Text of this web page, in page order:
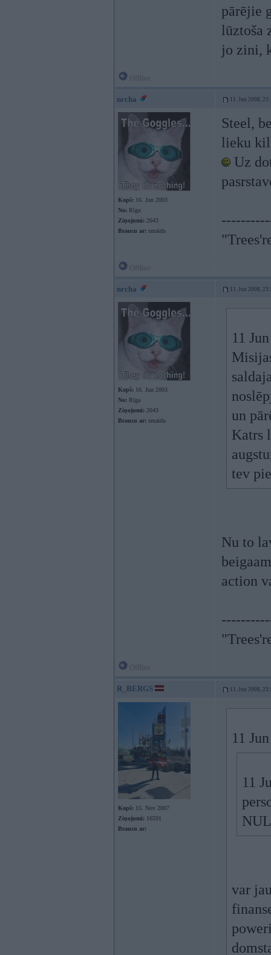
pārējie
lūztoša
jo zini,
nrcha 11. Jun 2008,
Kopš: 16. Jun 2003
No: Rīga
Ziņojumi: 2643
Braucu ar: smaidu
Steel,
lieku
Uz
nrcha 11. Jun 2008,
Kopš: 16. Jun 2003
No: Rīga
Ziņojumi: 2643
Braucu ar: smaidu
11
un
Katrs
tev
Nu to
action
R_BERGS 11. Jun 2008,
Kopš: 15. Nov 2007
Ziņojumi: 16591
Braucu ar:
11
11
var